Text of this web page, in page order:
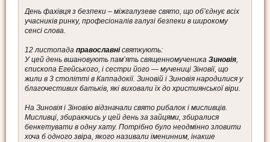
День фахівця з безпеки – міжгалузеве свято, що об’єднує всіх
учасників ринку, професіоналів галузі безпеки в широкому
сенсі слова.
12 листопада православнісвяткують:
У цей день вшановують пам’ять священномученика Зиновія,
єпископа Егейського, і сестри його — мучениці Зіновії, що
жили в 3 столітті в Каппадокії. Зиновій і Зиновія народилися у
благочестивих батьків, які виховали їх до християнської віри.
На Зиновія і Зіновію відзначали свято рибалок і мисливців.
Мисливці, збираючись у цей день за зайцями, збиралися
бенкетувати в одну хату. Потрібно було неодмінно зловити
хоча б одного звіра, якого називали іменинним, інакше